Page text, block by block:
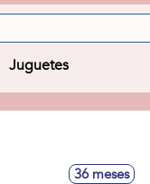
Juguetes
36 meses